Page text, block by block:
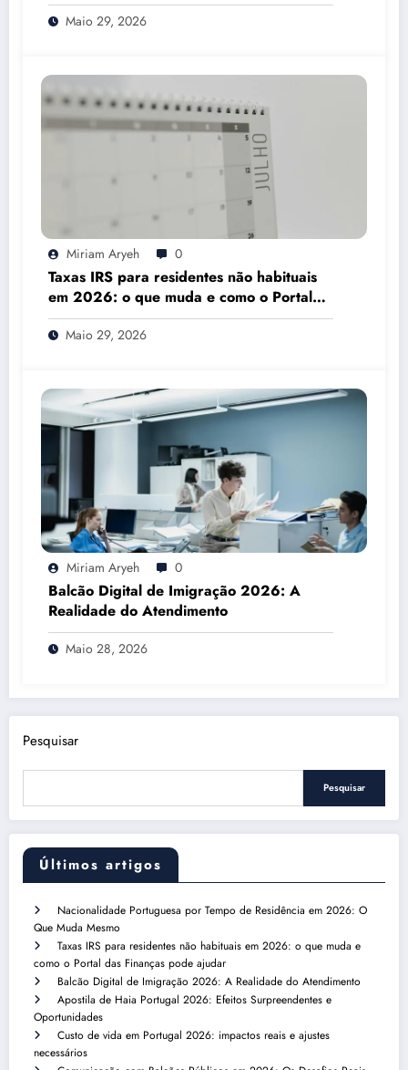
Maio 29, 2026
Miriam Aryeh 0
Taxas IRS para residentes não habituais
em 2026: o que muda e como o Portal
das Finanças pode ajudar
Maio 29, 2026
Miriam Aryeh 0
Balcão Digital de Imigração 2026: A
Realidade do Atendimento
Maio 28, 2026
Pesquisar
Pesquisar
Últimos artigos
Nacionalidade Portuguesa por Tempo de Residência em 2026: O
Que Muda Mesmo
Taxas IRS para residentes não habituais em 2026: o que muda e
como o Portal das Finanças pode ajudar
Balcão Digital de Imigração 2026: A Realidade do Atendimento
Apostila de Haia Portugal 2026: Efeitos Surpreendentes e
Oportunidades
Custo de vida em Portugal 2026: impactos reais e ajustes
necessários